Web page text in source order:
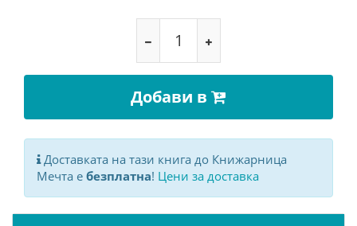
Добави в
Доставката на тази книга до Книжарница
Мечта е безплатна! Цени за доставка